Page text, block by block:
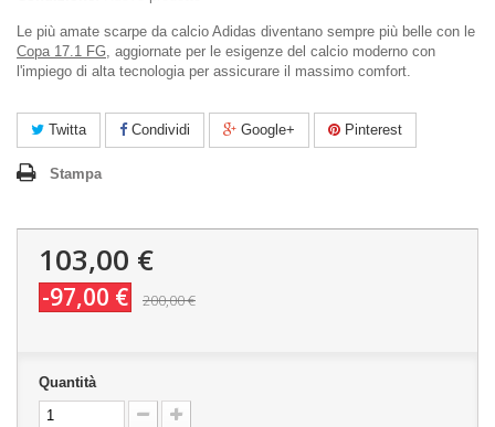
Le più amate scarpe da calcio Adidas diventano sempre più belle con le
Copa 17.1 FG, aggiornate per le esigenze del calcio moderno con
l'impiego di alta tecnologia per assicurare il massimo comfort.
Twitta Condividi Google+ Pinterest
Stampa
103,00 €
-97,00 € 200,00 €
Quantità